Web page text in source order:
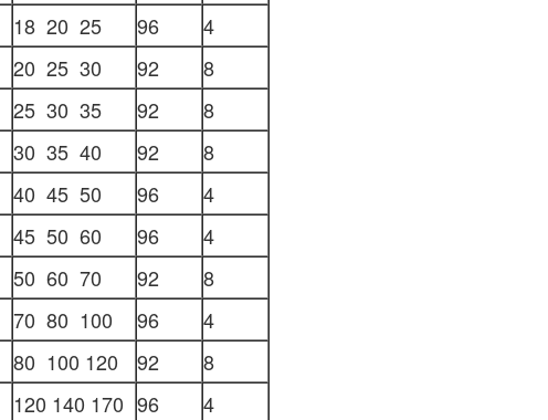
18 20 25 96
4
20 25 30 92
8
25 30 35 92
8
30 35 40 92
8
40 45 50 96
4
45 50 60 96
4
50 60 70 92
8
70 80 100 96
4
80 100 120 92
8
120 140 170 96
4